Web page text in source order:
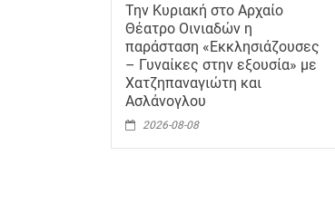
Την Κυριακή στο Αρχαίο
Θέατρο Οινιαδών η
παράσταση «Εκκλησιάζουσες
– Γυναίκες στην εξουσία» με
Χατζηπαναγιώτη και
Ασλάνογλου
2026-08-08